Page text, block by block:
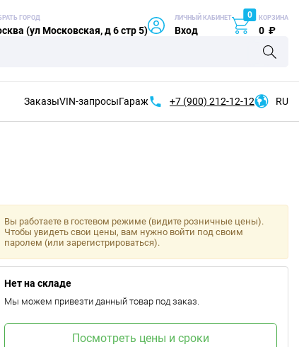
ГОРОД
(ул Московская, д 6 стр 5)
ЛИЧНЫЙ КАБИНЕТ
Вход
0 КОРЗИНА
0 ₽
ЗаказыVIN-запросыГараж +7 (900) 212-12-12 RU
Вы работаете в гостевом режиме (видите розничные цены).
Чтобы увидеть свои цены, вам нужно войти под своим
паролем (или зарегистрироваться).
Нет на складе
Мы можем привезти данный товар под заказ.
Посмотреть цены и сроки